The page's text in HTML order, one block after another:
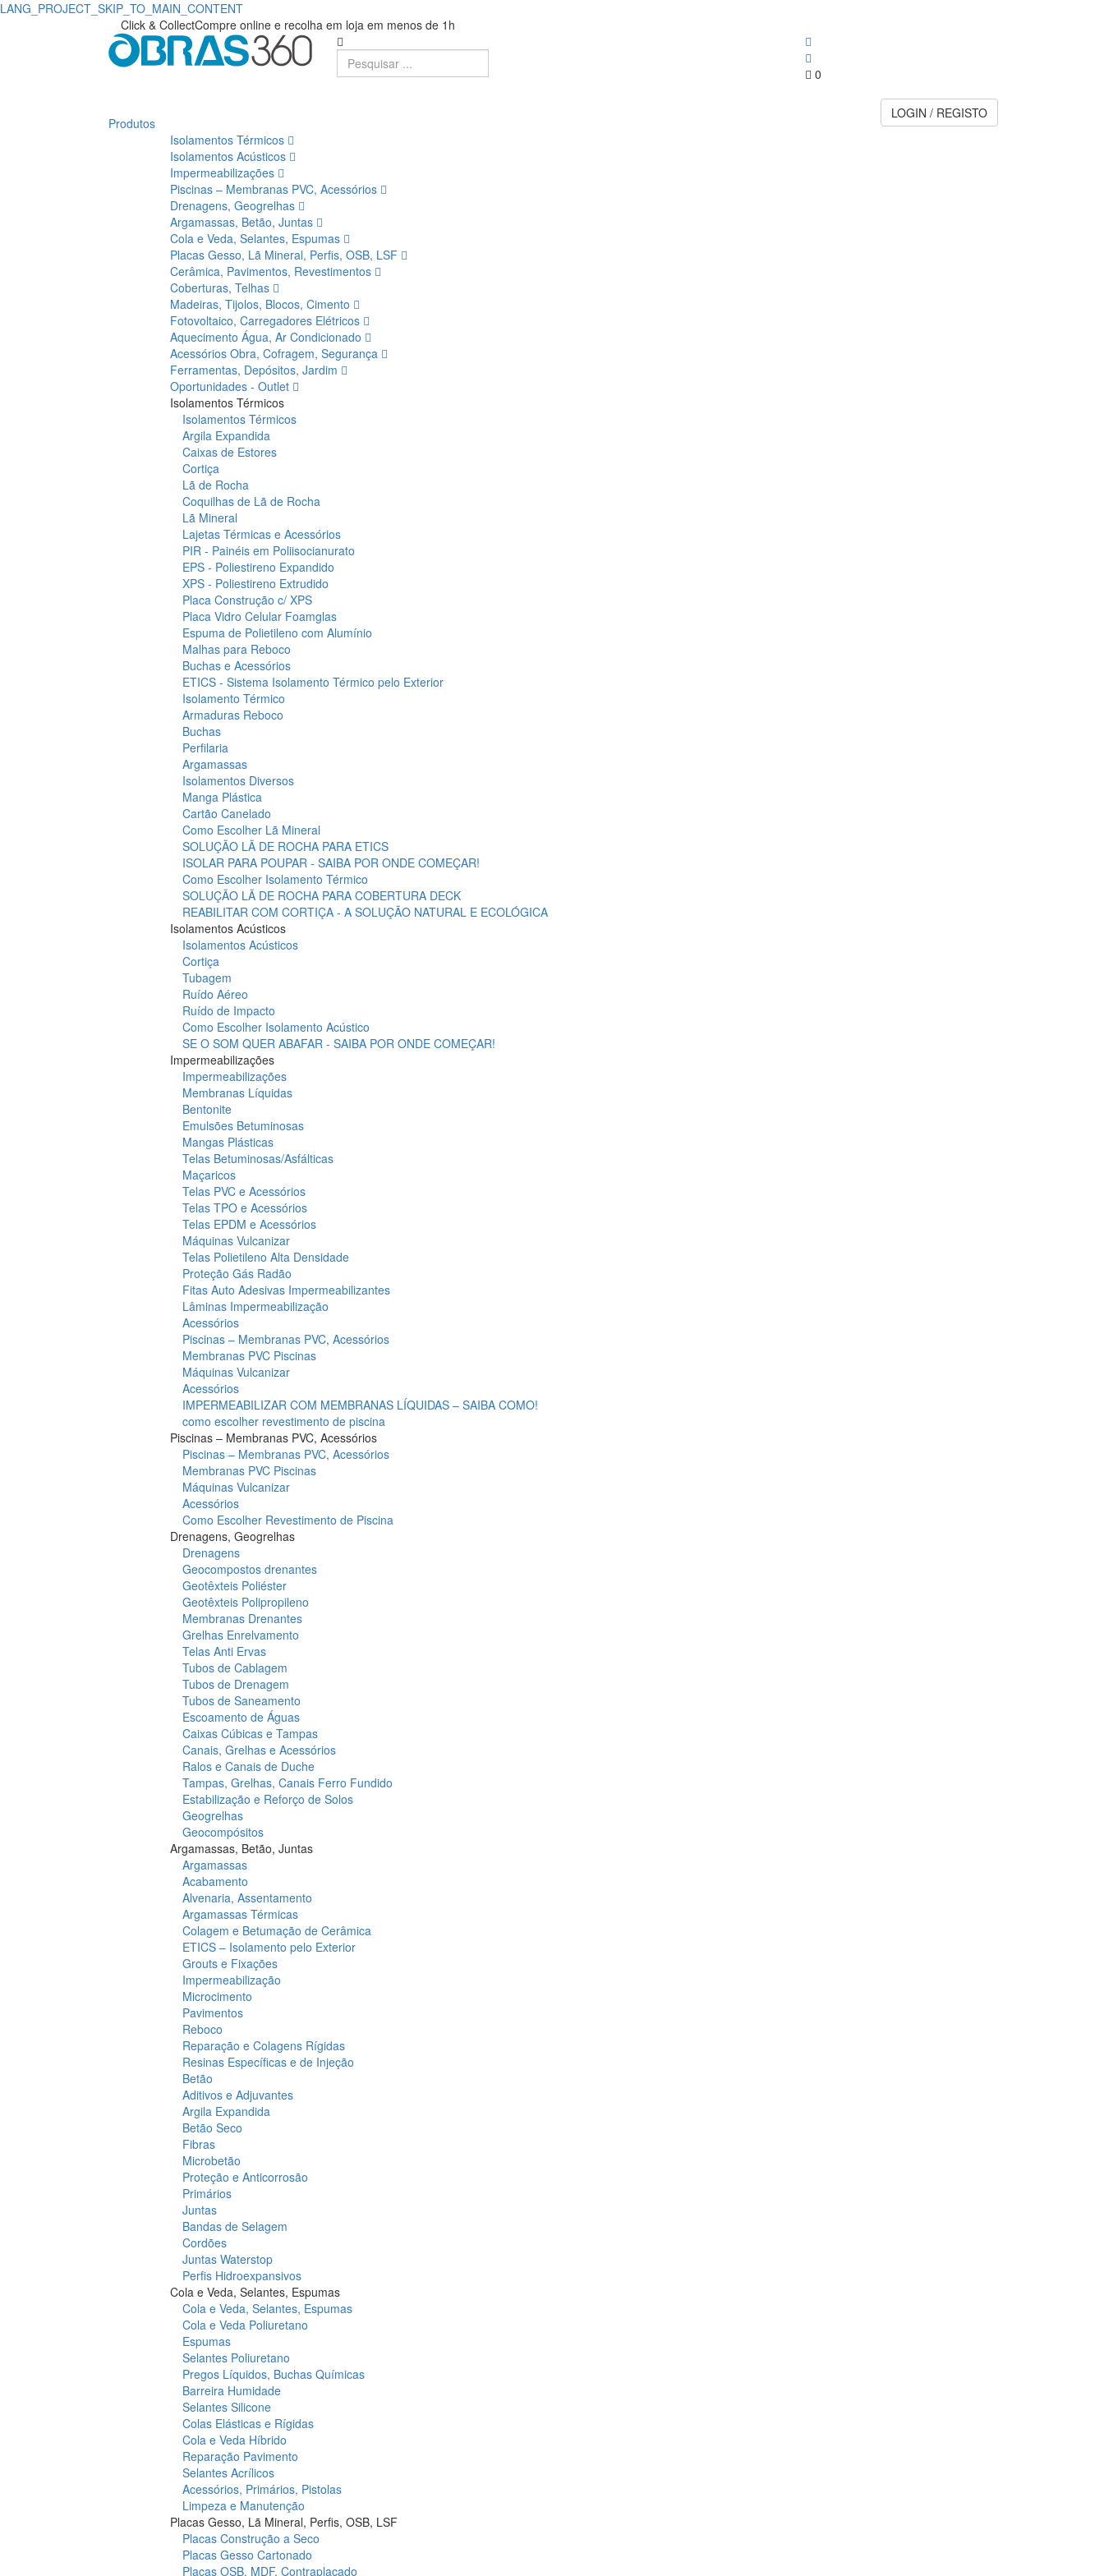
LANG_PROJECT_SKIP_TO_MAIN_CONTENT
Click & CollectCompre online e recolha em loja em menos de 1h
0
Produtos
Isolamentos Térmicos
Isolamentos Acústicos
Impermeabilizações
Piscinas – Membranas PVC, Acessórios
Drenagens, Geogrelhas
Argamassas, Betão, Juntas
Cola e Veda, Selantes, Espumas
Placas Gesso, Lã Mineral, Perfis, OSB, LSF
Cerâmica, Pavimentos, Revestimentos
Coberturas, Telhas
Madeiras, Tijolos, Blocos, Cimento
Fotovoltaico, Carregadores Elétricos
Aquecimento Água, Ar Condicionado
Acessórios Obra, Cofragem, Segurança
Ferramentas, Depósitos, Jardim
Oportunidades - Outlet
Isolamentos Térmicos
Isolamentos Térmicos
Argila Expandida
Caixas de Estores
Cortiça
Lã de Rocha
Coquilhas de Lã de Rocha
Lã Mineral
Lajetas Térmicas e Acessórios
PIR - Painéis em Poliisocianurato
EPS - Poliestireno Expandido
XPS - Poliestireno Extrudido
Placa Construção c/ XPS
Placa Vidro Celular Foamglas
Espuma de Polietileno com Alumínio
Malhas para Reboco
Buchas e Acessórios
ETICS - Sistema Isolamento Térmico pelo Exterior
Isolamento Térmico
Armaduras Reboco
Buchas
Perfilaria
Argamassas
Isolamentos Diversos
Manga Plástica
Cartão Canelado
Como Escolher Lã Mineral
SOLUÇÃO LÃ DE ROCHA PARA ETICS
ISOLAR PARA POUPAR - SAIBA POR ONDE COMEÇAR!
Como Escolher Isolamento Térmico
SOLUÇÃO LÃ DE ROCHA PARA COBERTURA DECK
REABILITAR COM CORTIÇA - A SOLUÇÃO NATURAL E ECOLÓGICA
Isolamentos Acústicos
Isolamentos Acústicos
Cortiça
Tubagem
Ruído Aéreo
Ruído de Impacto
Como Escolher Isolamento Acústico
SE O SOM QUER ABAFAR - SAIBA POR ONDE COMEÇAR!
Impermeabilizações
Impermeabilizações
Membranas Líquidas
Bentonite
Emulsões Betuminosas
Mangas Plásticas
Telas Betuminosas/Asfálticas
Maçaricos
Telas PVC e Acessórios
Telas TPO e Acessórios
Telas EPDM e Acessórios
Máquinas Vulcanizar
Telas Polietileno Alta Densidade
Proteção Gás Radão
Fitas Auto Adesivas Impermeabilizantes
Lâminas Impermeabilização
Acessórios
Piscinas – Membranas PVC, Acessórios
Membranas PVC Piscinas
Máquinas Vulcanizar
Acessórios
IMPERMEABILIZAR COM MEMBRANAS LÍQUIDAS – SAIBA COMO!
como escolher revestimento de piscina
Piscinas – Membranas PVC, Acessórios
Piscinas – Membranas PVC, Acessórios
Membranas PVC Piscinas
Máquinas Vulcanizar
Acessórios
Como Escolher Revestimento de Piscina
Drenagens, Geogrelhas
Drenagens
Geocompostos drenantes
Geotêxteis Poliéster
Geotêxteis Polipropileno
Membranas Drenantes
Grelhas Enrelvamento
Telas Anti Ervas
Tubos de Cablagem
Tubos de Drenagem
Tubos de Saneamento
Escoamento de Águas
Caixas Cúbicas e Tampas
Canais, Grelhas e Acessórios
Ralos e Canais de Duche
Tampas, Grelhas, Canais Ferro Fundido
Estabilização e Reforço de Solos
Geogrelhas
Geocompósitos
Argamassas, Betão, Juntas
Argamassas
Acabamento
Alvenaria, Assentamento
Argamassas Térmicas
Colagem e Betumação de Cerâmica
ETICS – Isolamento pelo Exterior
Grouts e Fixações
Impermeabilização
Microcimento
Pavimentos
Reboco
Reparação e Colagens Rígidas
Resinas Específicas e de Injeção
Betão
Aditivos e Adjuvantes
Argila Expandida
Betão Seco
Fibras
Microbetão
Proteção e Anticorrosão
Primários
Juntas
Bandas de Selagem
Cordões
Juntas Waterstop
Perfis Hidroexpansivos
Cola e Veda, Selantes, Espumas
Cola e Veda, Selantes, Espumas
Cola e Veda Poliuretano
Espumas
Selantes Poliuretano
Pregos Líquidos, Buchas Químicas
Barreira Humidade
Selantes Silicone
Colas Elásticas e Rígidas
Cola e Veda Híbrido
Reparação Pavimento
Selantes Acrílicos
Acessórios, Primários, Pistolas
Limpeza e Manutenção
Placas Gesso, Lã Mineral, Perfis, OSB, LSF
Placas Construção a Seco
Placas Gesso Cartonado
Placas OSB, MDF, Contraplacado
LOGIN / REGISTO